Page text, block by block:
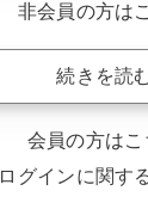
非会員の方は
続きを読
会員の方はこ
ログインに関す